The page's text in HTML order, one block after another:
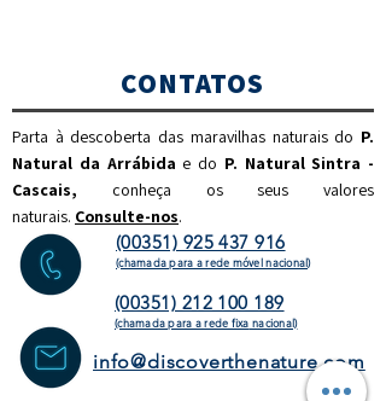
CONTATOS
Parta à descoberta das maravilhas naturais do P.
Natural da Arrábida e do P. Natural Sintra -
Cascais, conheça os seus valores
naturais. Consulte-nos.
(00351) 925 437 916
(chamada para a rede móvel nacional)
(00351) 212 100 189
(chamada para a rede fixa nacional)
info@discoverthenature.com